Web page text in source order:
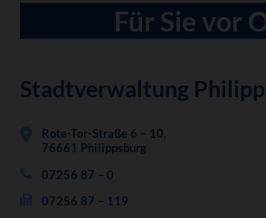
Für Sie vor
Stadtverwaltung
Rote-Tor-Straße 6 – 10,
76661 Philippsburg
07256 87 – 0
07256 87 – 119